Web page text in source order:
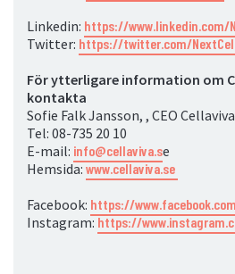
Linkedin: https://www.linkedin.com/
Twitter: https://twitter.com/
För ytterligare information om
kontakta
Sofie Falk Jansson, , CEO
Tel: 08-735 20 10
E-mail: info@cellaviva.se
Hemsida: www.cellaviva.se
Facebook: https://
Instagram: https://